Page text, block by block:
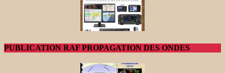
PUBLICATION RAF PROPAGATION DES ONDES